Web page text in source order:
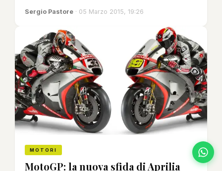
Sergio Pastore · 05 Marzo 2015, 19:26
MOTORI
MotoGP: la nuova sfida di Aprilia